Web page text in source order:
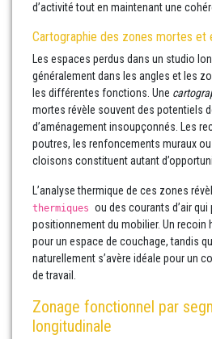
d’activité tout en maintenant une
Cartographie des zones mortes et
Les espaces perdus dans un studio
généralement dans les angles et les
les différentes fonctions. Une
mortes révèle souvent des potentiels
d’aménagement insoupçonnés. Les
poutres, les renfoncements muraux
cloisons constituent autant
L’analyse thermique de ces zones
thermiques ou des courants d’air
positionnement du mobilier. Un recoin
pour un espace de couchage, tandis
naturellement s’avère idéale pour un
de travail.
Zonage fonctionnel par
longitudinale